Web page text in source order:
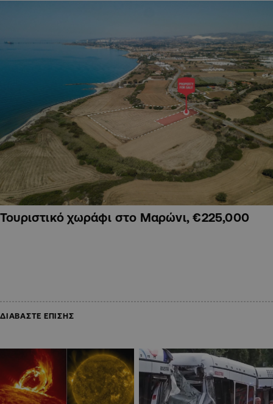
Τουριστικό χωράφι στο Μαρώνι, €225,000
ΔΙΑΒΑΣΤΕ ΕΠΙΣΗΣ